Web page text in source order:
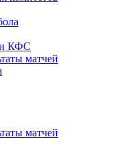
КФС
матчей
матчей